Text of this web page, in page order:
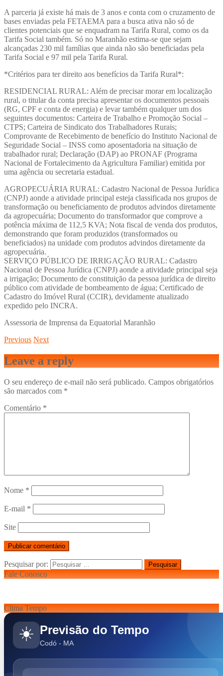
A parceria já existe há mais de 3 anos e conta com o cruzamento de
bases enviadas pela FETAEMA para a busca ativa não só de
clientes potenciais que se enquadram na Tarifa Rural, como os da
Tarifa Social também. Só no Maranhão estima-se que sejam
alcançadas 230 mil famílias que ainda não são beneficiadas pela
Tarifa Social e 97 mil pela Tarifa Rural.
*Critérios para ter direito aos benefícios da Tarifa Rural*:
RESIDENCIAL RURAL: Além de precisar morar em localização
rural, o titular da conta precisa apresentar os documentos pessoais
(RG, CPF e conta de energia) e levar também qualquer um dos
seguintes documentos: Carteira de Trabalho e Promoção Social –
CTPS; Carteira de Sindicato dos Trabalhadores Rurais;
Comprovante de Recebimento de benefício do Instituto Nacional de
Seguridade Social – INSS como aposentadoria na situação de
trabalhador rural; Declaração (DAP) ao PRONAF (Programa
Nacional de Fortalecimento da Agricultura Familiar) emitida por
uma agência ou secretaria estadual.
AGROPECUÁRIA RURAL: Cadastro Nacional de Pessoa Jurídica
(CNPJ) aonde a atividade principal esteja classificada nos grupos de
transformação ou beneficiamento de produtos advindos diretamente
da agropecuária; Documento do transformador que comprove a
potência máxima de 112,5 KVA; Nota fiscal de venda dos produtos,
demonstrando que foram produzidos (transformados ou
beneficiados) na unidade com produtos advindos diretamente da
agropecuária.
SERVIÇO PÚBLICO DE IRRIGAÇÃO RURAL: Cadastro
Nacional de Pessoa Jurídica (CNPJ) aonde a atividade principal seja
a irrigação; Documento de constituição da pessoa jurídica de direito
público com atividade de bombeamento de água; Certificado de
Cadastro do Imóvel Rural (CCIR), devidamente atualizado
expedido pelo INCRA.
Assessoria de Imprensa da Equatorial Maranhão
Previous Next
Leave a reply
O seu endereço de e-mail não será publicado. Campos obrigatórios
são marcados com *
Comentário *
Nome *
E-mail *
Site
Pesquisar por:
Fale Conosco
Clima Tempo
☀️ Previsão do Tempo
Codó - MA